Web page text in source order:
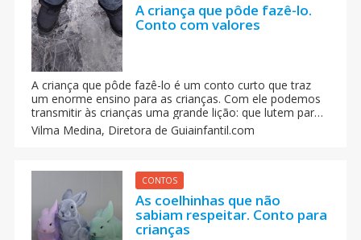
A criança que pôde fazê-lo.
Conto com valores
A criança que pôde fazê-lo é um conto curto que traz
um enorme ensino para as crianças. Com ele podemos
transmitir às crianças uma grande lição: que lutem para
conseguir suas metas e objetivos e não escutem
aqueles que lhes dizem que não podem consegui-lo.
Vilma Medina, Diretora de Guiainfantil.com
CONTOS
As coelhinhas que não
sabiam respeitar. Conto para
crianças